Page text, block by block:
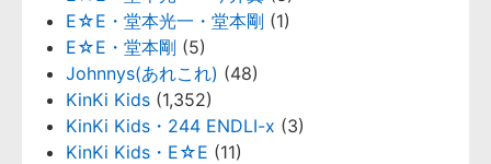
E☆E・堂本光一・堂本剛 (1)
E☆E・堂本剛 (5)
Johnnys(あれこれ) (48)
KinKi Kids (1,352)
KinKi Kids・244 ENDLI-x (3)
KinKi Kids・E☆E (11)